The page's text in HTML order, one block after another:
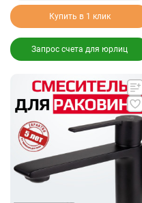
Купить в 1 клик
Запрос счета для юрлиц